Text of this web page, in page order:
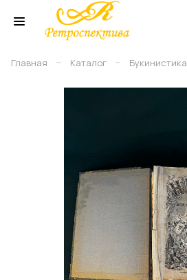
Главная – Каталог – Букинистика